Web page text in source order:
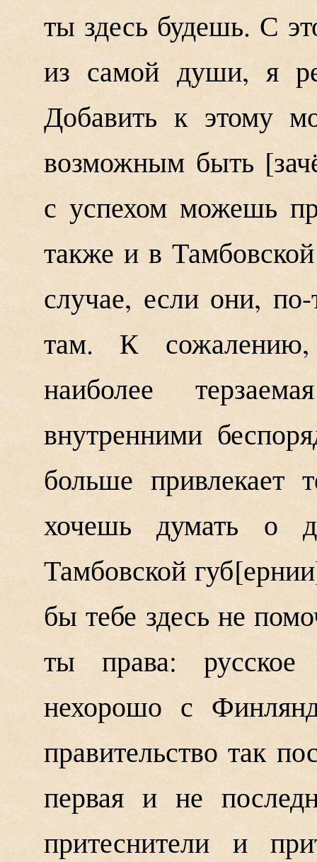
ты здесь будешь. С
из самой души, я
Добавить к этому
возможным быть
с успехом можешь
также и в
случае, если они,
там. К сожалению,
наиболее
внутренними
больше
хочешь думать о
Тамбовской губ ернии
бы тебе здесь не
ты права: русское
нехорошо с
правительство так
первая и не
притеснители и